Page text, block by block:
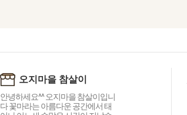
오지마을 참살이
안녕하세요^^ 오지마을 참살이입니
다 꽃마라는 아름다운 공간에서 태